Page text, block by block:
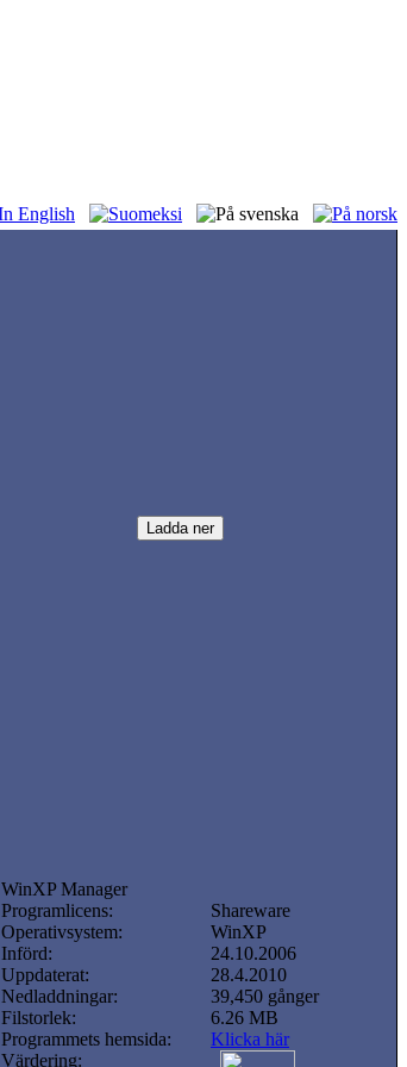
WinXP Manager
Programlicens:
Shareware
Operativsystem:
WinXP
Införd:
24.10.2006
Uppdaterat:
28.4.2010
Nedladdningar:
39,450 gånger
Filstorlek:
6.26 MB
Programmets hemsida:
Klicka här
Värdering: